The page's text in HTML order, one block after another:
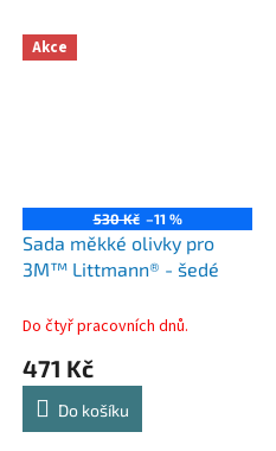
Akce
530 Kč –11 %
Sada měkké olivky pro
3M™ Littmann® - šedé
Do čtyř pracovních dnů.
471 Kč
Do košíku